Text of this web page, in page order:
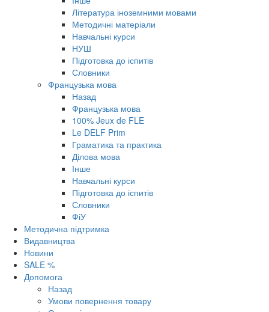
Література іноземними мовами
Методичні матеріали
Навчальні курси
НУШ
Підготовка до іспитів
Словники
Французька мова
Назад
Французька мова
100% Jeux de FLE
Le DELF Prim
Граматика та практика
Ділова мова
Інше
Навчальні курси
Підготовка до іспитів
Словники
ФіУ
Методична підтримка
Видавництва
Новини
SALE %
Допомога
Назад
Умови повернення товару